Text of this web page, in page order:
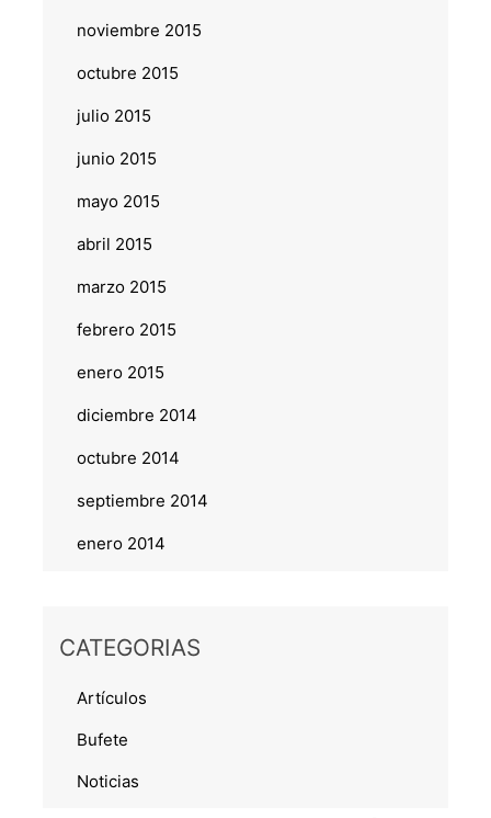
noviembre 2015
octubre 2015
julio 2015
junio 2015
mayo 2015
abril 2015
marzo 2015
febrero 2015
enero 2015
diciembre 2014
octubre 2014
septiembre 2014
enero 2014
CATEGORIAS
Artículos
Bufete
Noticias